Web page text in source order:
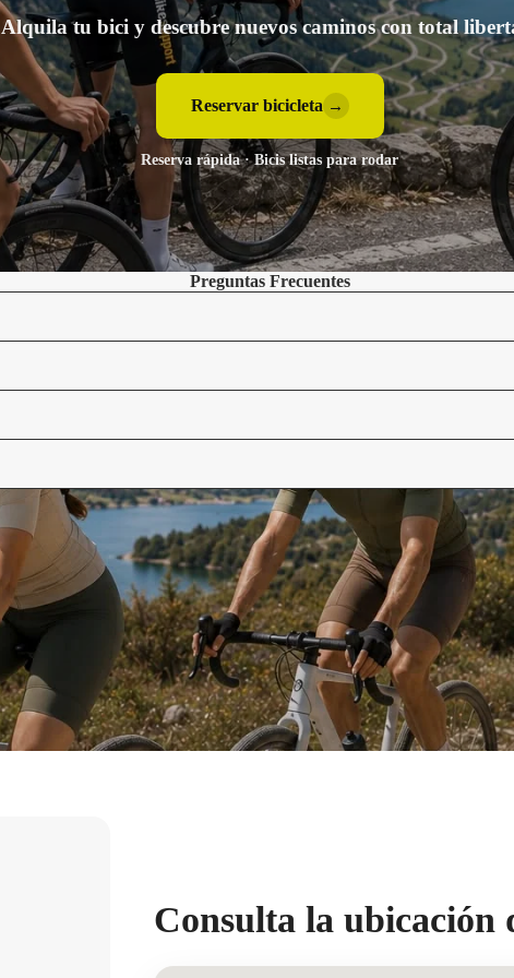
Alquila tu bici y descubre nuevos caminos con total
Reservar bicicleta →
Reserva rápida · Bicis listas para rodar
Preguntas Frecuentes
Consulta la ubicación